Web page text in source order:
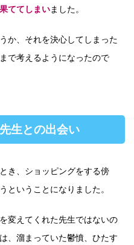
ててしまいました。
か、それを決心してしまった
で考えるようになったので
生との出会い
き、ショッピングをする傍
ということになりました。
変えてくれた先生ではないの
、溜まっていた鬱憤、ひたす